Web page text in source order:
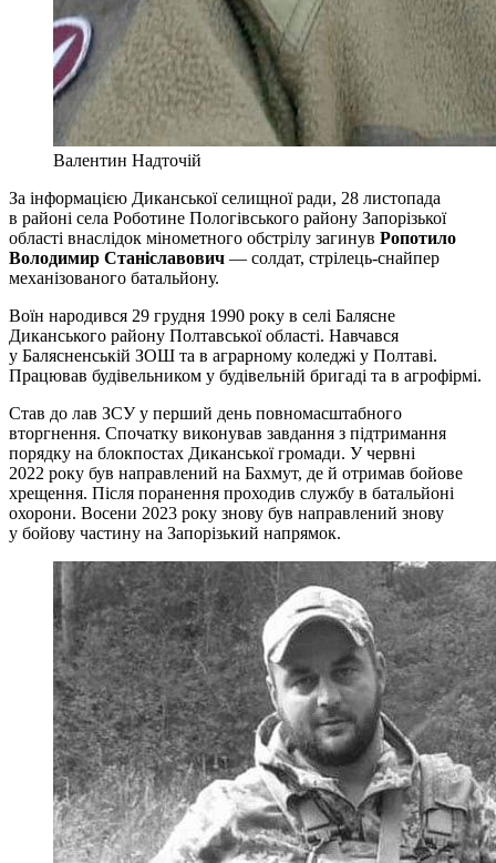
Валентин Надточій
За інформацією Диканської селищної ради, 28 листопада
в районі села Роботине Пологівського району Запорізької
області внаслідок мінометного обстрілу загинув Ропотило
Володимир Станіславович — солдат, стрілець-снайпер
механізованого батальйону.
Воїн народився 29 грудня 1990 року в селі Балясне
Диканського району Полтавської області. Навчався
у Балясненській ЗОШ та в аграрному коледжі у Полтаві.
Працював будівельником у будівельній бригаді та в агрофірмі.
Став до лав ЗСУ у перший день повномасштабного
вторгнення. Спочатку виконував завдання з підтримання
порядку на блокпостах Диканської громади. У червні
2022 року був направлений на Бахмут, де й отримав бойове
хрещення. Після поранення проходив службу в батальйоні
охорони. Восени 2023 року знову був направлений знову
у бойову частину на Запорізький напрямок.